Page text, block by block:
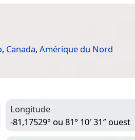
, Canada, Amérique du Nord
Longitude
-81,17529° ou 81° 10′ 31″ ouest